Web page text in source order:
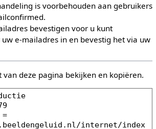
is voorbehouden aan gebruikers
bevestigen voor u kunt
e-mailadres in en bevestig het via uw
van deze pagina bekijken en kopiëren.